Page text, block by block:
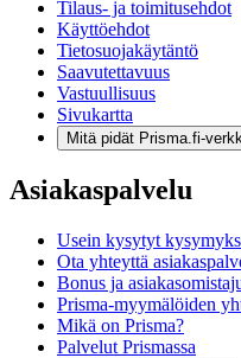
Tilaus- ja toimitusehdot
Käyttöehdot
Tietosuojakäytäntö
Saavutettavuus
Vastuullisuus
Sivukartta
Mitä pidät Prisma.fi-
Asiakaspalvelu
Usein kysytyt
Ota yhteyttä
Bonus ja
Prisma-myymälöiden
Mikä on Prisma?
Palvelut Prismassa